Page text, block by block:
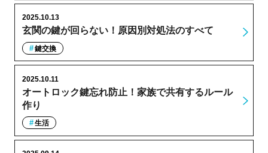
玄関の鍵が回らない！原因別対処法のすべて
2025.10.13
鍵交換
オートロック鍵忘れ防止！家族で共有するルール
作り
2025.10.11
生活